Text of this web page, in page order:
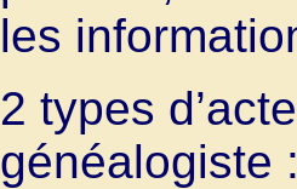
les
2 types
généalogiste